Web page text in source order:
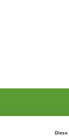
Diese